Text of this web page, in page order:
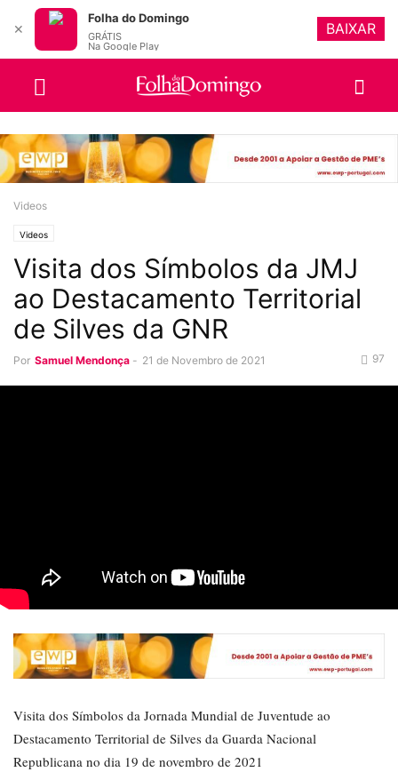
Videos
Videos
Visita dos Símbolos da JMJ
ao Destacamento Territorial
de Silves da GNR
Por Samuel Mendonça - 21 de Novembro de 2021 97
Visita dos Símbolos da Jornada Mundial de Juventude ao
Destacamento Territorial de Silves da Guarda Nacional
Republicana no dia 19 de novembro de 2021
✕
Folha do Domingo
GRÁTIS
Na Google Play
BAIXAR